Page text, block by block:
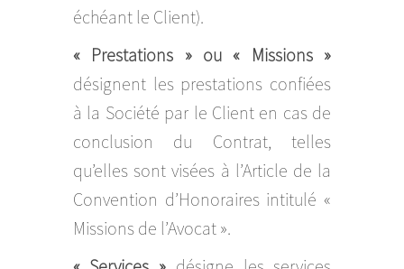
échéant le Client).
« Prestations » ou « Missions »
désignent les prestations confiées
à la Société par le Client en cas de
conclusion du Contrat, telles
qu’elles sont visées à l’Article de la
Convention d’Honoraires intitulé «
Missions de l’Avocat ».